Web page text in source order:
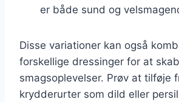
er både sund og
Disse variationer kan også
forskellige dressinger for at
smagsoplevelser. Prøv at tilføje
krydderurter som dild eller